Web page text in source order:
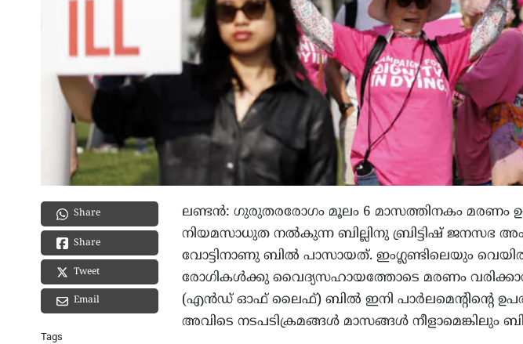
Share
Share
Tweet
Email
Tags
ലണ്ടൻ: ഗുരുതരരോഗം മൂലം 6 മാസത്തിനകം മരണം
നിയമസാധുത നൽകുന്ന ബില്ലിനു ബ്രിട്ടിഷ് ജനസഭ
വോട്ടിനാണു ബിൽ പാസായത്. ഇംഗ്ലണ്ടിലെയും
രോഗികൾക്കു വൈദ്യസഹായത്തോടെ മരണം
(എൻഡ് ഓഫ് ലൈഫ്) ബിൽ ഇനി പാർലമെന്റിന്റെ
അവിടെ നടപടിക്രമങ്ങൾ മാസങ്ങൾ നീളാമെങ്കിലും